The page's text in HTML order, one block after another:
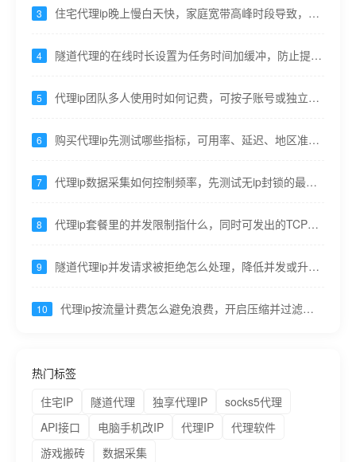
3
住宅代理ip晚上慢白天快，家庭宽带高峰时段导致，重
4
隧道代理的在线时长设置为任务时间加缓冲，防止提前
5
代理ip团队多人使用时如何记费，可按子账号或独立隧
6
购买代理ip先测试哪些指标，可用率、延迟、地区准确
7
代理ip数据采集如何控制频率，先测试无ip封锁的最大
8
代理ip套餐里的并发限制指什么，同时可发出的TCP连
9
隧道代理ip并发请求被拒绝怎么处理，降低并发或升级
10
代理ip按流量计费怎么避免浪费，开启压缩并过滤无
热门标签
住宅IP
隧道代理 独享代理IP
socks5代理
API接口
电脑手机改IP 代理IP
代理软件
游戏搬砖
数据采集